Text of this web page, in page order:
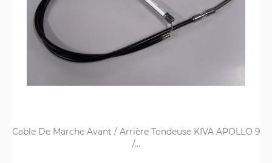
Cable De Marche Avant / Arrière Tondeuse KIVA APOLLO 9
/...